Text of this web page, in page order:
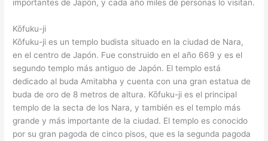
importantes de Japón, y cada año miles de personas lo visitan.
Kōfuku-ji
Kōfuku-ji es un templo budista situado en la ciudad de Nara,
en el centro de Japón. Fue construido en el año 669 y es el
segundo templo más antiguo de Japón. El templo está
dedicado al buda Amitabha y cuenta con una gran estatua de
buda de oro de 8 metros de altura. Kōfuku-ji es el principal
templo de la secta de los Nara, y también es el templo más
grande y más importante de la ciudad. El templo es conocido
por su gran pagoda de cinco pisos, que es la segunda pagoda